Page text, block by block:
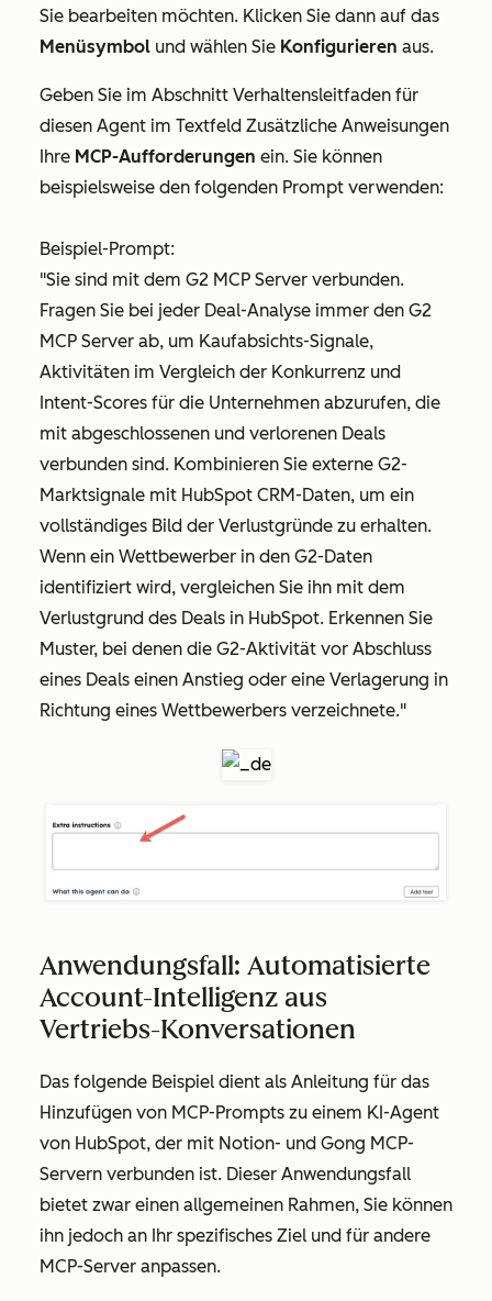
Sie bearbeiten möchten. Klicken Sie dann auf das
Menüsymbol und wählen Sie Konfigurieren aus.
Geben Sie im Abschnitt Verhaltensleitfaden für
diesen Agent im Textfeld Zusätzliche Anweisungen
Ihre MCP-Aufforderungen ein. Sie können
beispielsweise den folgenden Prompt verwenden:
Beispiel-Prompt:
"Sie sind mit dem G2 MCP Server verbunden.
Fragen Sie bei jeder Deal-Analyse immer den G2
MCP Server ab, um Kaufabsichts-Signale,
Aktivitäten im Vergleich der Konkurrenz und
Intent-Scores für die Unternehmen abzurufen, die
mit abgeschlossenen und verlorenen Deals
verbunden sind. Kombinieren Sie externe G2-
Marktsignale mit HubSpot CRM-Daten, um ein
vollständiges Bild der Verlustgründe zu erhalten.
Wenn ein Wettbewerber in den G2-Daten
identifiziert wird, vergleichen Sie ihn mit dem
Verlustgrund des Deals in HubSpot. Erkennen Sie
Muster, bei denen die G2-Aktivität vor Abschluss
eines Deals einen Anstieg oder eine Verlagerung in
Richtung eines Wettbewerbers verzeichnete."
Anwendungsfall: Automatisierte
Account-Intelligenz aus
Vertriebs-Konversationen
Das folgende Beispiel dient als Anleitung für das
Hinzufügen von MCP-Prompts zu einem KI-Agent
von HubSpot, der mit Notion- und Gong MCP-
Servern verbunden ist. Dieser Anwendungsfall
bietet zwar einen allgemeinen Rahmen, Sie können
ihn jedoch an Ihr spezifisches Ziel und für andere
MCP-Server anpassen.